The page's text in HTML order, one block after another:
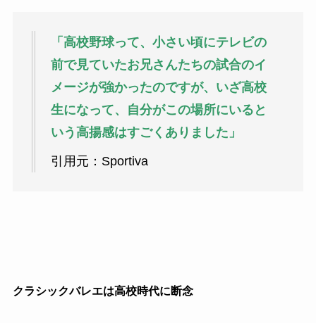
「高校野球って、小さい頃にテレビの
前で見ていたお兄さんたちの試合のイ
メージが強かったのですが、いざ高校
生になって、自分がこの場所にいると
いう高揚感はすごくありました」
引用元：Sportiva
クラシックバレエは高校時代に断念